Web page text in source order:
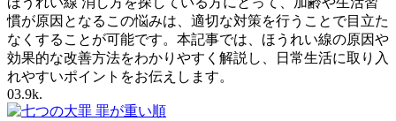
慣が原因となるこの悩みは、適切な対策を行うことで目立た
なくすることが可能です。本記事では、ほうれい線の原因や
効果的な改善方法をわかりやすく解説し、日常生活に取り入
れやすいポイントをお伝えします。
03.9k.